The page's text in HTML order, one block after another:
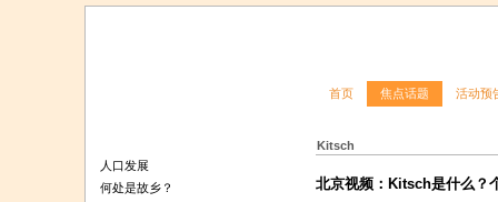
首页 焦点话题 活动预
Kitsch
人口发展
何处是故乡？
北京视频：Kitsch是什么？